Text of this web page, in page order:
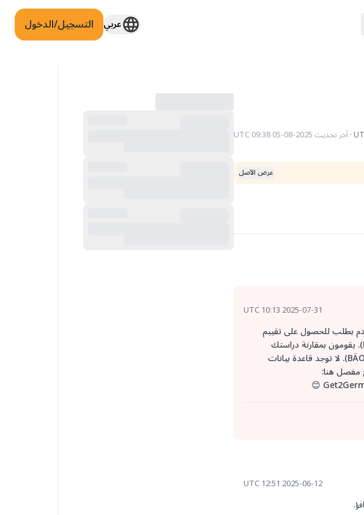
عربي التسجيل/الدخول
·آخر تحديث2025-08-05 09:38 UTC
عرض الأصل
2025-07-31 10:13 UTC
بطلب للحصول على تقييم
معادلة (Gleichwertigkeitsprüfung) لدى الهيئة الحكومية المختصة (Landesprüfungsamt). يقومون بمقارنة دراستك
بالمنهج الطبي الألماني بناءً على لوائح الترخيص الطبي (ÄAppO) و § 3 من قانون الطب الألماني (BÄO). لا توجد قاعدة بيانات
مفصل هنا:
2025-06-12 12:51 UTC